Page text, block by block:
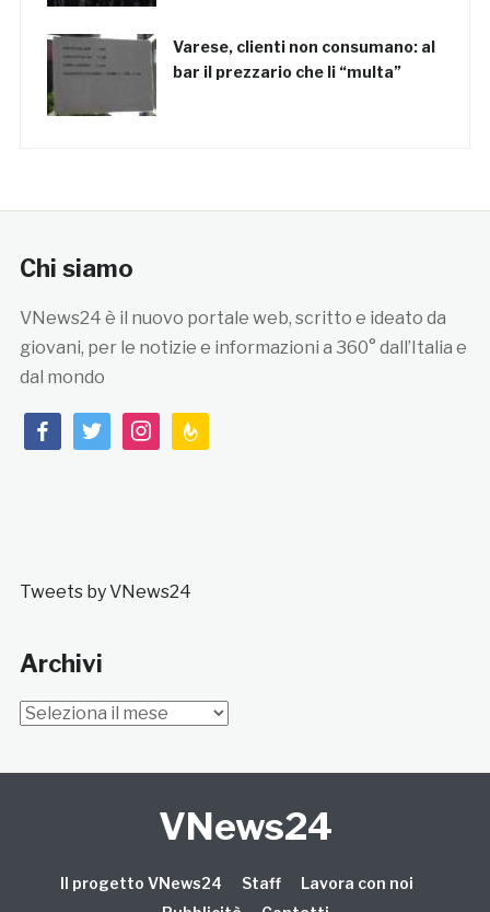
Varese, clienti non consumano: al
bar il prezzario che li “multa”
Chi siamo
VNews24 è il nuovo portale web, scritto e ideato da
giovani, per le notizie e informazioni a 360° dall’Italia e
dal mondo
facebooktwitterinstagramfeedburner
Tweets by VNews24
Archivi
Archivi
VNews24
Il progetto VNews24 Staff
Lavora con noi